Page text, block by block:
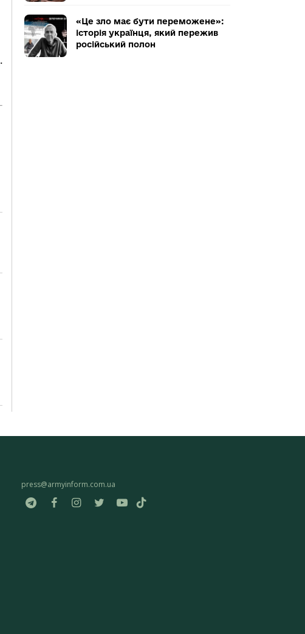
.
«Це зло має бути переможене»:
історія українця, який пережив
російський полон
press@armyinform.com.ua